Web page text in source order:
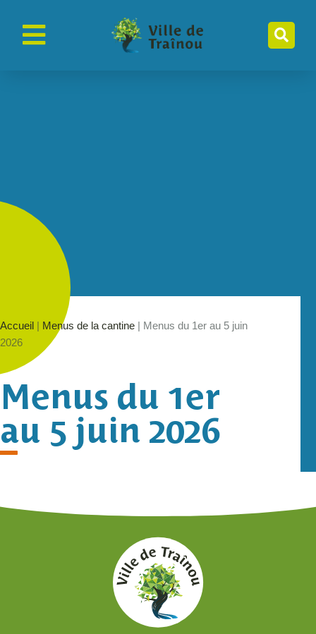
Accueil | Menus de la cantine | Menus du 1er au 5 juin
2026
Menus du 1er
au 5 juin 2026